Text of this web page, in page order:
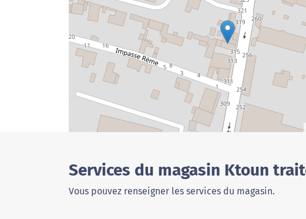
Services du magasin Ktoun
Vous pouvez renseigner les services du magasin.